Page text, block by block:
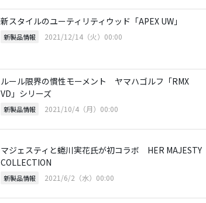
新スタイルのユーティリティウッド「APEX UW」
新製品情報 2021/12/14（火）00:00
ルール限界の慣性モーメント ヤマハゴルフ「RMX
VD」シリーズ
新製品情報 2021/10/4（月）00:00
マジェスティと蜷川実花氏が初コラボ HER MAJESTY
COLLECTION
新製品情報 2021/6/2（水）00:00